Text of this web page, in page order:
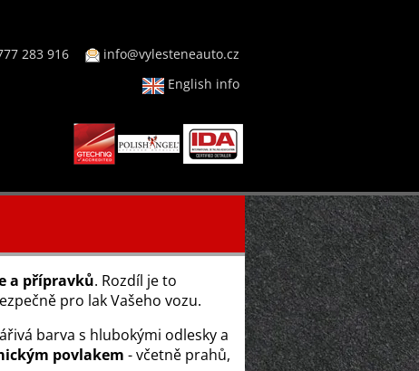
283 916
info@vylesteneauto.cz
English info
a přípravků. Rozdíl je to
pro lak Vašeho vozu.
barva s hlubokými odlesky a
povlakem - včetně prahů,